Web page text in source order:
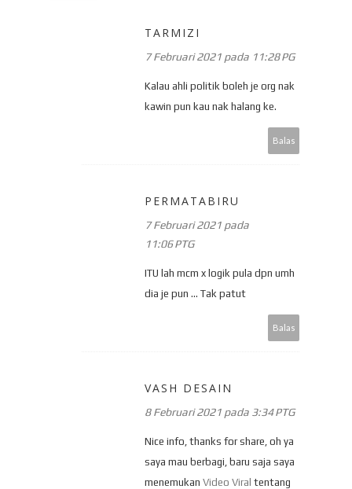
TARMIZI
7 Februari 2021 pada 11:28 PG
Kalau ahli politik boleh je org nak
kawin pun kau nak halang ke.
Balas
PERMATABIRU
7 Februari 2021 pada
11:06 PTG
ITU lah mcm x logik pula dpn umh
dia je pun ... Tak patut
Balas
VASH DESAIN
8 Februari 2021 pada 3:34 PTG
Nice info, thanks for share, oh ya
saya mau berbagi, baru saja saya
menemukan Video Viral tentang